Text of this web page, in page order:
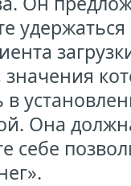
удержаться
в
Она
себе